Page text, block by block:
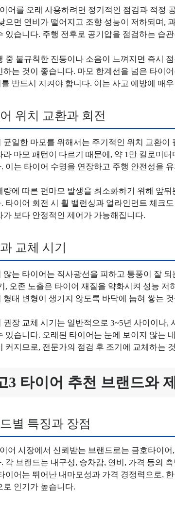
어를 오래 사용하려면 정기적인 점검과 적정
으면 연비가 떨어지고 조향 성능이 저하되며,
있습니다. 주행 전후로 공기압을 점검하는 습
중 불규칙한 진동이나 소음이 느껴지면 즉시
하는 것이 좋습니다. 마모 한계선을 넘은 타이
반드시 지켜야 합니다. 이는 사고 예방에 매
위치 교환과 회전
균일한 마모를 위해서는 주기적인 위치 교환이
라 마모 패턴이 다르기 때문에, 약 1만 킬로미
이는 타이어 수명을 연장하고 주행 안전성을
량에 따른 편마모 발생을 최소화하기 위해 앞
타이어 회전 시 휠 밸런싱과 얼라인먼트 체크
가 보다 안정적인 제어가 가능해집니다.
교체 시기
않는 타이어는 직사광선을 피하고 통풍이 잘
, 오존 노출은 타이어 재질을 약화시켜 성능 저
형태 변형이 생기지 않도록 바닥에 눕혀 쌓는
권장 교체 시기는 일반적으로 3~5년 사이이나,
있습니다. 오래된 타이어는 눈에 보이지 않는
커지므로, 전문가의 점검 후 조기에 교체하는
3 타이어 추천 브랜드와
별 특징과 장점
어 시장에서 신뢰받는 브랜드로는 금호타이어
각 브랜드는 내구성, 승차감, 연비, 가격 등의
이어는 뛰어난 내마모성과 가격 경쟁력으로,
로 인기가 높습니다.